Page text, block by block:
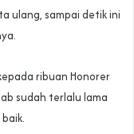
ulang, sampai detik ini
ribuan Honorer
sudah terlalu lama